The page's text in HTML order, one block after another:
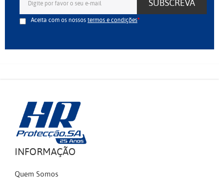
SUBSCREVA
Aceita com os nossostermos e condições
INFORMAÇÃO
Quem Somos